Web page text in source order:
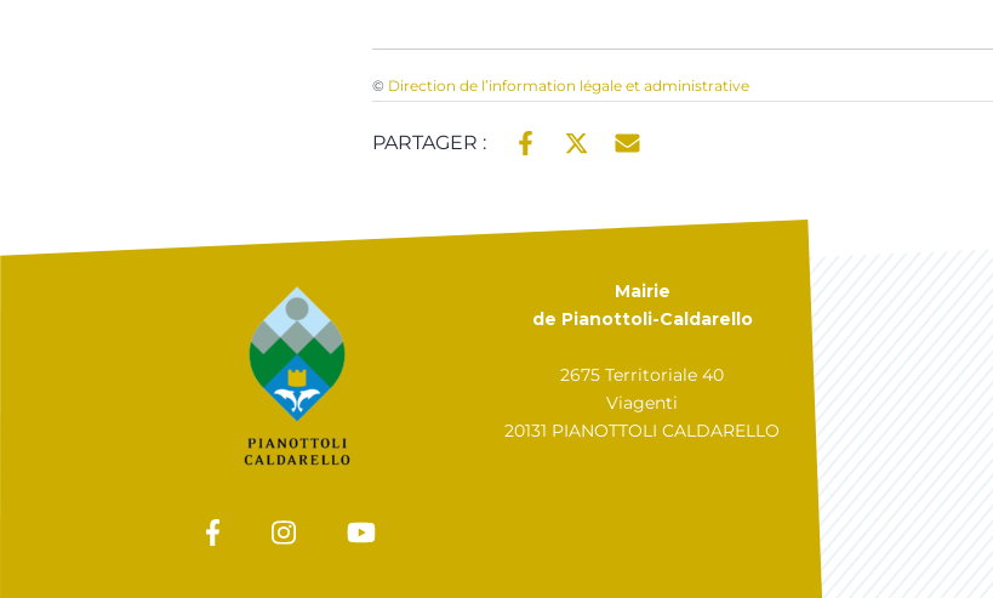
© Direction de l’information légale et administrative
PARTAGER :
Mairie
de Pianottoli-Caldarello
2675 Territoriale 40
Viagenti
20131 PIANOTTOLI CALDARELLO